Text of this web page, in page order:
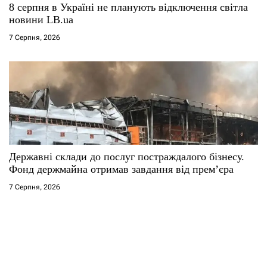
8 серпня в Україні не планують відключення світла
новини LB.ua
7 Серпня, 2026
Державні склади до послуг постраждалого бізнесу.
Фонд держмайна отримав завдання від прем’єра
7 Серпня, 2026